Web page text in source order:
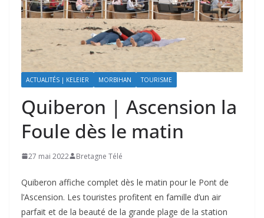
ACTUALITÉS | KELEIER MORBIHAN TOURISME
Quiberon | Ascension la
Foule dès le matin
27 mai 2022 Bretagne Télé
Quiberon affiche complet dès le matin pour le Pont de
l’Ascension. Les touristes profitent en famille d’un air
parfait et de la beauté de la grande plage de la station